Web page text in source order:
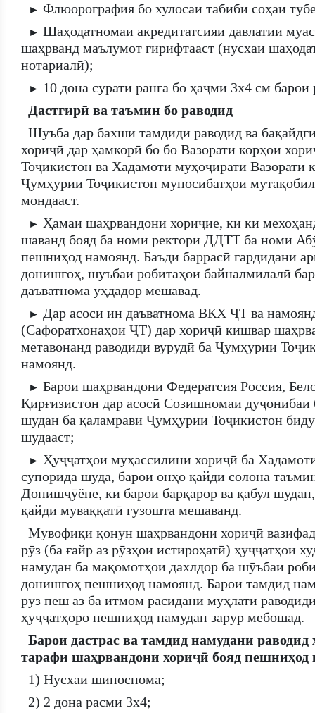
► Флюорография бо хулосаи табиби соҳаи
► Шаҳодатномаи акредитатсияи давлатии
шаҳрванд маълумот гирифтааст (нусхаи
нотариалӣ);
► 10 дона сурати ранга бо ҳаҷми 3х4 см барои
Дастгирӣ ва таъмин бо раводид
Шуъба дар бахши тамдиди раводид ва
хориҷӣ дар ҳамкорӣ бо бо Вазорати корҳои
Тоҷикистон ва Хадамоти муҳоҷирати Вазорати
Ҷумҳурии Тоҷикистон муносибатҳои
мондааст.
► Ҳамаи шаҳрвандони хориҷие, ки ки
шаванд бояд ба номи ректори ДДТТ ба номи
пешниҳод намоянд. Баъди баррасӣ гардидани
донишгоҳ, шуъбаи робитаҳои байналмилалӣ
даъватнома уҳдадор мешавад.
► Дар асоси ин даъватнома ВКХ ҶТ ва
(Сафоратхонаҳои ҶТ) дар хориҷӣ кишвар
метавонанд раводиди вурудӣ ба Ҷумҳурии
намоянд.
► Барои шаҳрвандони Федератсия Россия,
Қирғизистон дар асосӣ Созишномаи дуҷонибаи
шудан ба қаламрави Ҷумҳурии Тоҷикистон
шудааст;
► Ҳуҷҷатҳои муҳассилини хориҷӣ ба
супорида шуда, барои онҳо қайди солона
Донишҷӯёне, ки барои барқарор ва қабул
қайди муваққатӣ гузошта мешаванд.
Мувофиқи қонун шаҳрвандони хориҷӣ
рӯз (ба ғайр аз рӯзҳои истироҳатӣ) ҳуҷҷатҳои
намудан ба мақомотҳои дахлдор ба шӯъбаи
донишгоҳ пешниҳод намоянд. Барои тамдид
руз пеш аз ба итмом расидани муҳлати
ҳуҷҷатҳоро пешниҳод намудан зарур мебошад.
Барои дастрас ва тамдид намудани раводид
тарафи шаҳрвандони хориҷӣ бояд пешниҳод
1) Нусхаи шиноснома;
2) 2 дона расми 3х4;